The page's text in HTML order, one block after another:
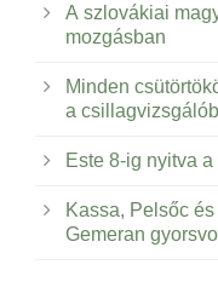
A szlovákiai
mozgásban
Minden
a
Este 8-ig nyitva
Kassa, Pelsőc
Gemeran